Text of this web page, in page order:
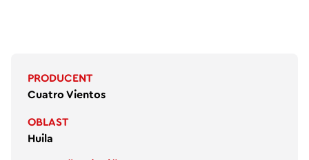
PRODUCENT
Cuatro Vientos
OBLAST
Huila